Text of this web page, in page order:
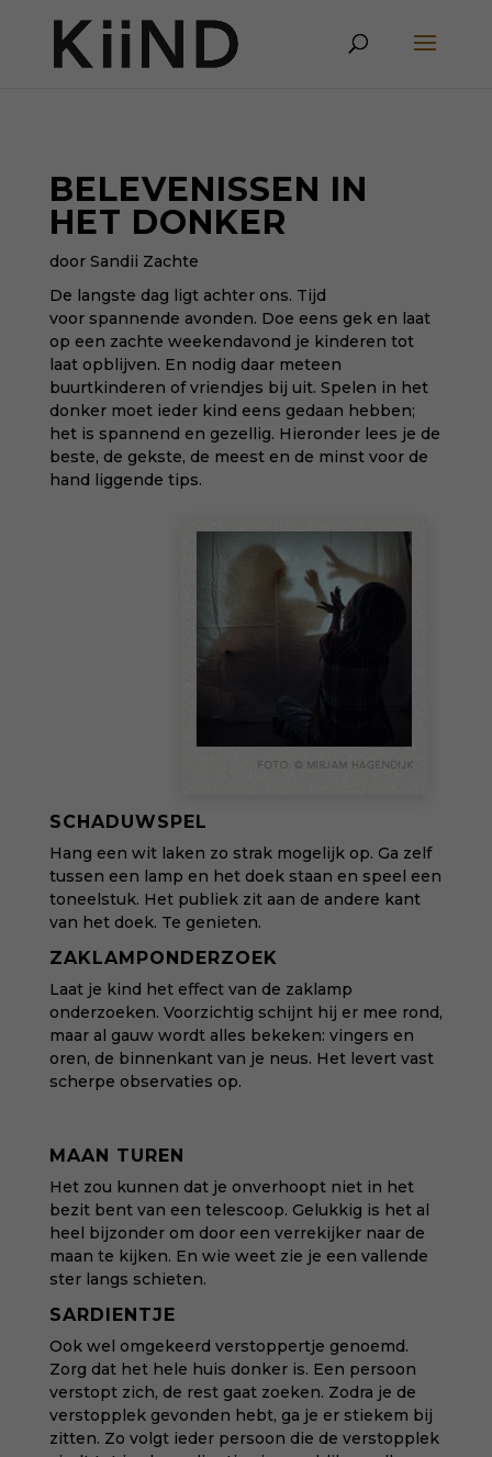
BELEVENISSEN IN
HET DONKER
door Sandii Zachte
De langste dag ligt achter ons. Tijd
voor spannende avonden. Doe eens gek en laat
op een zachte weekendavond je kinderen tot
laat opblijven. En nodig daar meteen
buurtkinderen of vriendjes bij uit. Spelen in het
donker moet ieder kind eens gedaan hebben;
het is spannend en gezellig. Hieronder lees je de
beste, de gekste, de meest en de minst voor de
hand liggende tips.
SCHADUWSPEL
Hang een wit laken zo strak mogelijk op. Ga zelf
tussen een lamp en het doek staan en speel een
toneelstuk. Het publiek zit aan de andere kant
van het doek. Te genieten.
ZAKLAMPONDERZOEK
Laat je kind het effect van de zaklamp
onderzoeken. Voorzichtig schijnt hij er mee rond,
maar al gauw wordt alles bekeken: vingers en
oren, de binnenkant van je neus. Het levert vast
scherpe observaties op.
MAAN TUREN
Het zou kunnen dat je onverhoopt niet in het
bezit bent van een telescoop. Gelukkig is het al
heel bijzonder om door een verrekijker naar de
maan te kijken. En wie weet zie je een vallende
ster langs schieten.
SARDIENTJE
Ook wel omgekeerd verstoppertje genoemd.
Zorg dat het hele huis donker is. Een persoon
verstopt zich, de rest gaat zoeken. Zodra je de
verstopplek gevonden hebt, ga je er stiekem bij
zitten. Zo volgt ieder persoon die de verstopplek